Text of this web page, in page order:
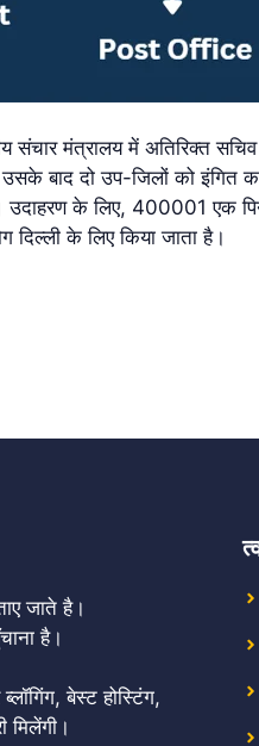
मंत्रालय में अतिरिक्त सचिव
बाद दो उप-जिलों को इंगित
के लिए, 400001 एक
के लिए किया जाता है।
जाते है।
है।
बेस्ट होस्टिंग,
मिलेंगी।